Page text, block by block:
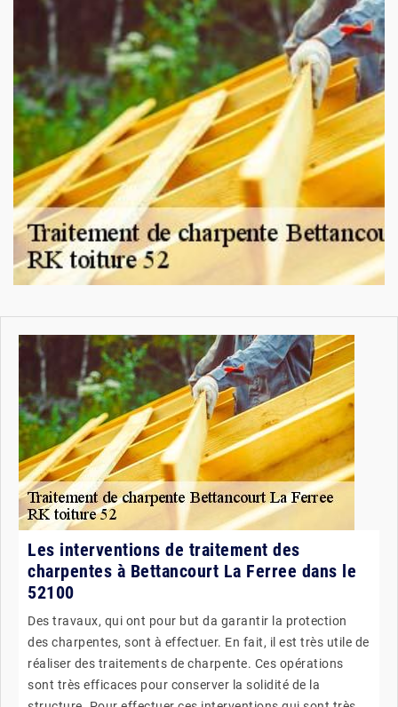
Les interventions de traitement des
charpentes à Bettancourt La Ferree dans le
52100
Des travaux, qui ont pour but da garantir la protection
des charpentes, sont à effectuer. En fait, il est très utile de
réaliser des traitements de charpente. Ces opérations
sont très efficaces pour conserver la solidité de la